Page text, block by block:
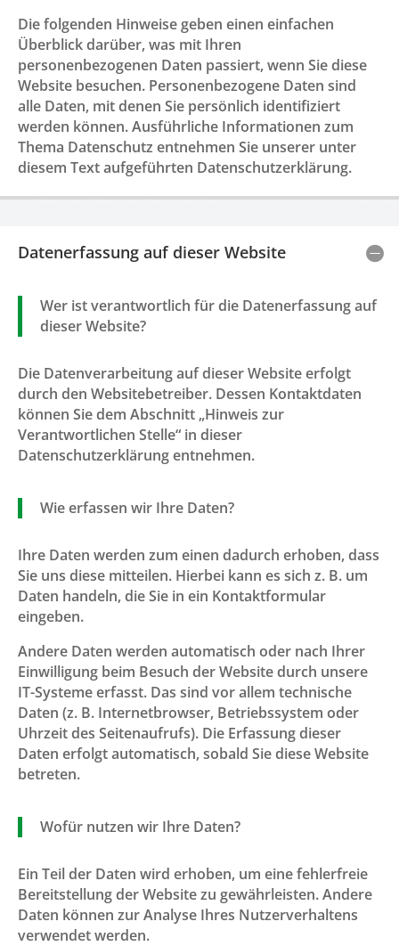
Die folgenden Hinweise geben einen einfachen
Überblick darüber, was mit Ihren
personenbezogenen Daten passiert, wenn Sie diese
Website besuchen. Personenbezogene Daten sind
alle Daten, mit denen Sie persönlich identifiziert
werden können. Ausführliche Informationen zum
Thema Datenschutz entnehmen Sie unserer unter
diesem Text aufgeführten Datenschutzerklärung.
Datenerfassung auf dieser Website
Wer ist verantwortlich für die Datenerfassung auf
dieser Website?
Die Datenverarbeitung auf dieser Website erfolgt
durch den Websitebetreiber. Dessen Kontaktdaten
können Sie dem Abschnitt „Hinweis zur
Verantwortlichen Stelle“ in dieser
Datenschutzerklärung entnehmen.
Wie erfassen wir Ihre Daten?
Ihre Daten werden zum einen dadurch erhoben, dass
Sie uns diese mitteilen. Hierbei kann es sich z. B. um
Daten handeln, die Sie in ein Kontaktformular
eingeben.
Andere Daten werden automatisch oder nach Ihrer
Einwilligung beim Besuch der Website durch unsere
IT-Systeme erfasst. Das sind vor allem technische
Daten (z. B. Internetbrowser, Betriebssystem oder
Uhrzeit des Seitenaufrufs). Die Erfassung dieser
Daten erfolgt automatisch, sobald Sie diese Website
betreten.
Wofür nutzen wir Ihre Daten?
Ein Teil der Daten wird erhoben, um eine fehlerfreie
Bereitstellung der Website zu gewährleisten. Andere
Daten können zur Analyse Ihres Nutzerverhaltens
verwendet werden.